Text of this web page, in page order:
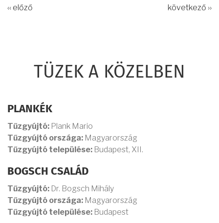
‹‹ előző következő ››
TÜZEK A KÖZELBEN
PLANKÉK
Tűzgyújtó: Plank Mario
Tűzgyújtó országa: Magyarország
Tűzgyújtó települése: Budapest, XII.
BOGSCH CSALÁD
Tűzgyújtó: Dr. Bogsch Mihály
Tűzgyújtó országa: Magyarország
Tűzgyújtó települése: Budapest